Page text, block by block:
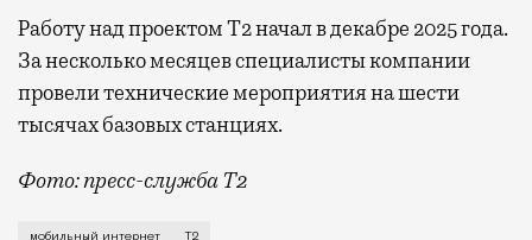
Работу над проектом Т2 начал в декабре 2025 года.
За несколько месяцев специалисты компании
провели технические мероприятия на шести
тысячах базовых станциях.
Фото: пресс-служба Т2
Мобильный оператор Т2 завершил работы по
мобильный интернет Т2